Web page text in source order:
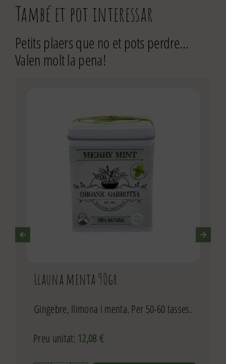
També et pot interessar
Petits plaers que no et pots perdre…
Valen molt la pena!
Llauna menta 90gr
Gingebre, llimona i menta. Per 50-60 tasses.
Preu unitat: 12,08€